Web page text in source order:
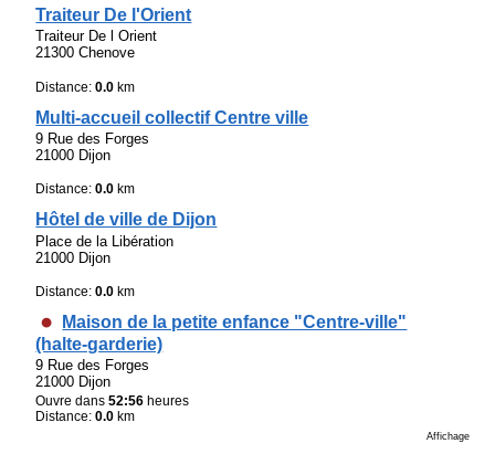
Traiteur De l'Orient
Traiteur De l Orient
21300 Chenove
Distance:0.0 km
Multi-accueil collectif Centre ville
9 Rue des Forges
21000 Dijon
Distance:0.0 km
Hôtel de ville de Dijon
Place de la Libération
21000 Dijon
Distance:0.0 km
Maison de la petite enfance "Centre-ville"
(halte-garderie)
9 Rue des Forges
21000 Dijon
Ouvre dans52:56 heures
Distance:0.0 km
Affichage